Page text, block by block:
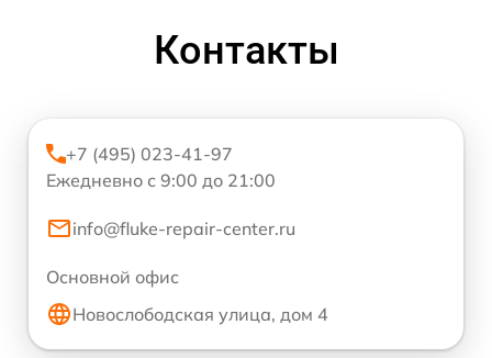
Контакты
+7 (495) 023-41-97
Ежедневно с 9:00 до 21:00
info@fluke-repair-center.ru
Основной офис
Новослободская улица, дом 4